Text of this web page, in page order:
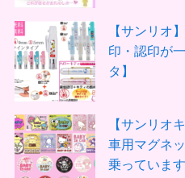
【サンリオ
印・認印が
タ】
【サンリオ
車用マグネ
乗っています